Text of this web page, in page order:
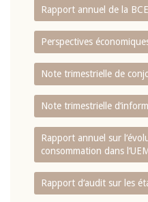
Rapport annuel de la
Perspectives
Note trimestrielle de
Note trimestrielle
Rapport annuel sur
consommation dans
Rapport d‘audit sur les